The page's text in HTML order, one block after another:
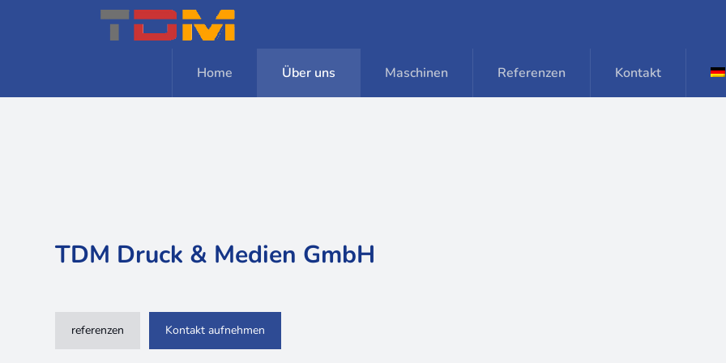
Home Über uns Maschinen Referenzen Kontakt
TDM Druck & Medien GmbH
referenzen Kontakt aufnehmen